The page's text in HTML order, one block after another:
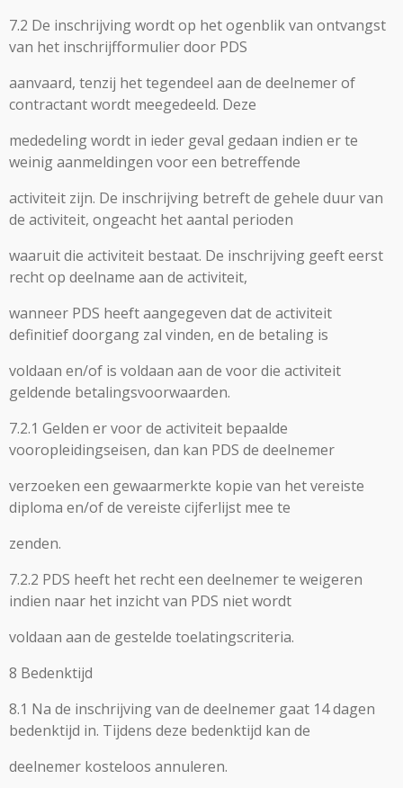
7.2 De inschrijving wordt op het ogenblik van ontvangst
van het inschrijfformulier door PDS
aanvaard, tenzij het tegendeel aan de deelnemer of
contractant wordt meegedeeld. Deze
mededeling wordt in ieder geval gedaan indien er te
weinig aanmeldingen voor een betreffende
activiteit zijn. De inschrijving betreft de gehele duur van
de activiteit, ongeacht het aantal perioden
waaruit die activiteit bestaat. De inschrijving geeft eerst
recht op deelname aan de activiteit,
wanneer PDS heeft aangegeven dat de activiteit
definitief doorgang zal vinden, en de betaling is
voldaan en/of is voldaan aan de voor die activiteit
geldende betalingsvoorwaarden.
7.2.1 Gelden er voor de activiteit bepaalde
vooropleidingseisen, dan kan PDS de deelnemer
verzoeken een gewaarmerkte kopie van het vereiste
diploma en/of de vereiste cijferlijst mee te
zenden.
7.2.2 PDS heeft het recht een deelnemer te weigeren
indien naar het inzicht van PDS niet wordt
voldaan aan de gestelde toelatingscriteria.
8 Bedenktijd
8.1 Na de inschrijving van de deelnemer gaat 14 dagen
bedenktijd in. Tijdens deze bedenktijd kan de
deelnemer kosteloos annuleren.